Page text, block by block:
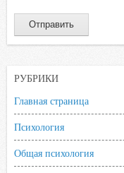
РУБРИКИ
Главная страница
Психология
Общая психология